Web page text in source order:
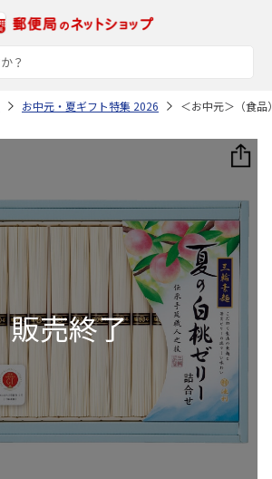
お中元・夏ギフト特集 2026 ＜お中元＞（食